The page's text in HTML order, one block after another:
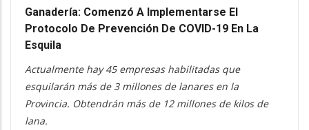
Ganadería: Comenzó A Implementarse El
Protocolo De Prevención De COVID-19 En La
Esquila
Actualmente hay 45 empresas habilitadas que
esquilarán más de 3 millones de lanares en la
Provincia. Obtendrán más de 12 millones de kilos de
lana.